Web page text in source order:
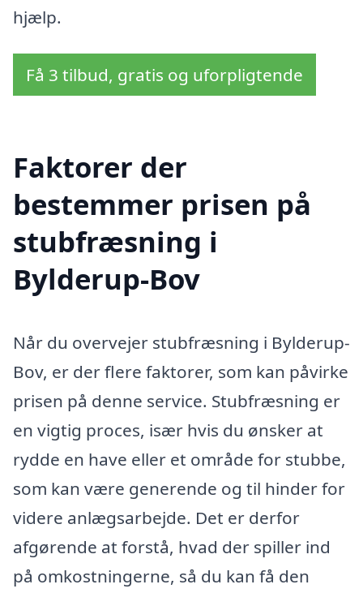
hjælp.
Få 3 tilbud, gratis og uforpligtende
Faktorer der
bestemmer prisen på
stubfræsning i
Bylderup-Bov
Når du overvejer stubfræsning i Bylderup-
Bov, er der flere faktorer, som kan påvirke
prisen på denne service. Stubfræsning er
en vigtig proces, især hvis du ønsker at
rydde en have eller et område for stubbe,
som kan være generende og til hinder for
videre anlægsarbejde. Det er derfor
afgørende at forstå, hvad der spiller ind
på omkostningerne, så du kan få den